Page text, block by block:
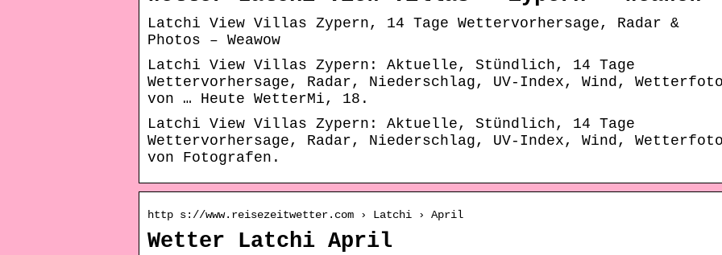
Latchi View Villas Zypern, 14 Tage Wettervorhersage, Radar &
Photos – Weawow
Latchi View Villas Zypern: Aktuelle, Stündlich, 14 Tage
Wettervorhersage, Radar, Niederschlag, UV-Index, Wind,
von … Heute WetterMi, 18.
Latchi View Villas Zypern: Aktuelle, Stündlich, 14 Tage
Wettervorhersage, Radar, Niederschlag, UV-Index, Wind,
von Fotografen.
http s://www.reisezeitwetter.com › Latchi › April
Wetter Latchi April